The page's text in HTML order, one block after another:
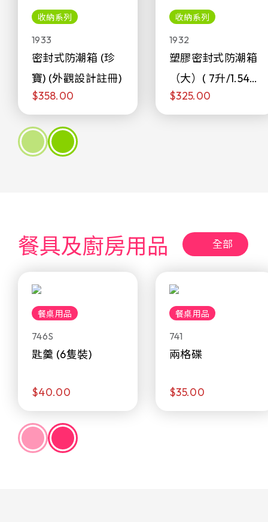
收納系列
1933
密封式防潮箱 (珍
寶) (外觀設計註冊)
$358.00
收納系列
1932
塑膠密封式防潮箱
（大）( 7升/1.54加
侖)
$325.00
餐具及廚房用品 全部
餐桌用品
746S
匙羹 (6隻裝)
$40.00
餐桌用品
741
兩格碟
$35.00